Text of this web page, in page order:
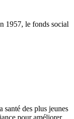
1957, le fonds social
des plus jeunes
pour améliorer...